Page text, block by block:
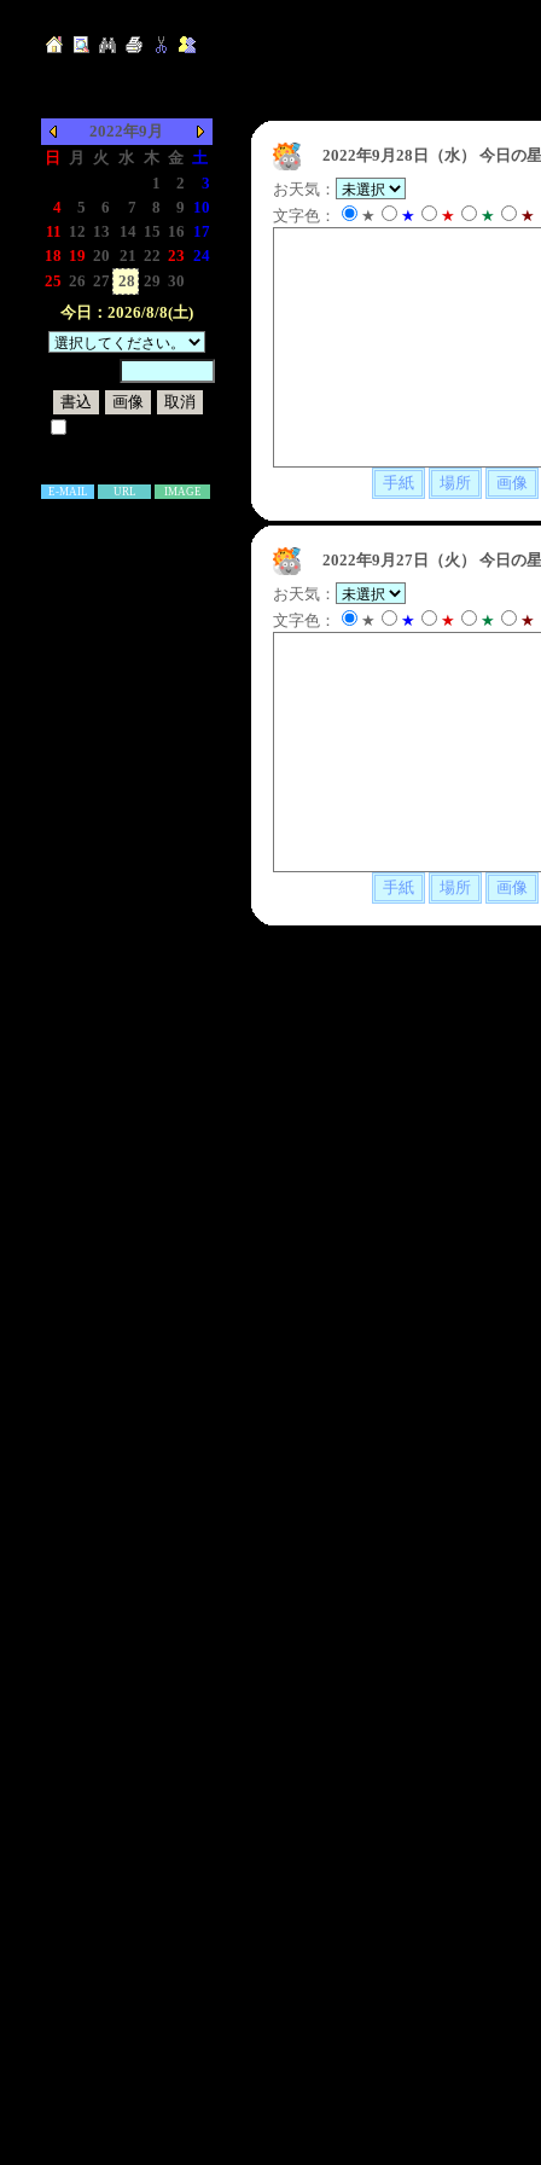
2022年9月
日
月 火 水 木 金 土
1 2
3
4
5 6 7 8 9 10
11 12 13 14 15 16 17
18 19 20 21 22 23 24
25 26 27 28 29 30
今日：2026/8/8(土)
E-MAIL URL IMAGE
2022年9月28日（水）
今日の
お天気：
文字色：
★ ★ ★ ★ ★
2022年9月27日（火）
今日の
お天気：
文字色：
★ ★ ★ ★ ★